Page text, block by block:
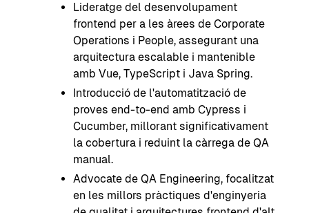
Lideratge del desenvolupament
frontend per a les àrees de Corporate
Operations i People, assegurant una
arquitectura escalable i mantenible
amb Vue, TypeScript i Java Spring.
Introducció de l'automatització de
proves end-to-end amb Cypress i
Cucumber, millorant significativament
la cobertura i reduint la càrrega de QA
manual.
Advocate de QA Engineering, focalitzat
en les millors pràctiques d'enginyeria